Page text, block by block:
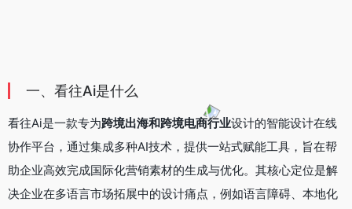
一、看往Ai是什么
看往Ai是一款专为跨境出海和跨境电商行业设计的智能设计在线
协作平台，通过集成多种AI技术，提供一站式赋能工具，旨在帮
助企业高效完成国际化营销素材的生成与优化。其核心定位是解
决企业在多语言市场拓展中的设计痛点，例如语言障碍、本地化